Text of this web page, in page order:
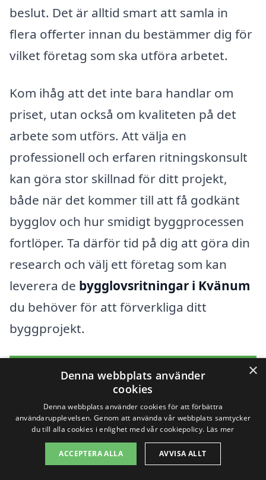
beslut. Det är alltid smart att samla in
flera offerter innan du bestämmer dig för
vilket företag som ska utföra arbetet.
Kom ihåg att det inte bara handlar om
priset, utan också om kvaliteten på det
arbete som utförs. Att välja en
professionell och erfaren ritningskonsult
kan göra stor skillnad för ditt projekt,
både när det kommer till att få godkänt
bygglov och hur smidigt byggprocessen
fortlöper. Ta därför tid på dig att göra din
research och välj ett företag som kan
leverera de bygglovsritningar i Kvänum
du behöver för att förverkliga ditt
byggprojekt.
Få 3 erbjudanden, gratis och utan
Sök efter en
×
Denna webbplats använder
cookies
Denna webbplats använder cookies för att förbättra
användarupplevelsen. Genom att använda vår webbplats samtycker
du till alla cookies i enlighet med vår cookiepolicy. Läs mer
ACCEPTERA ALLA AVVISA ALLT